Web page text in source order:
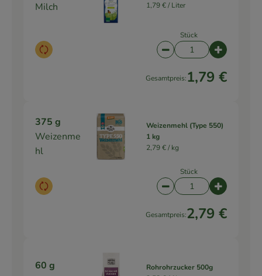
Milch
Auswahl ändern
1,79 € /Liter
Stück
Artikelanzahl
Gesamtpreis:1,79 €
375 g
Weizenme
hl
Auswahl ändern
Weizenmehl (Type 550)
1 kg
2,79 € /kg
Stück
Artikelanzahl
Gesamtpreis:2,79 €
60 g
Rohrohrzucker 500g